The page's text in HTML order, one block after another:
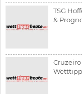
TSG
&
Cruzeiro
Wetttipp